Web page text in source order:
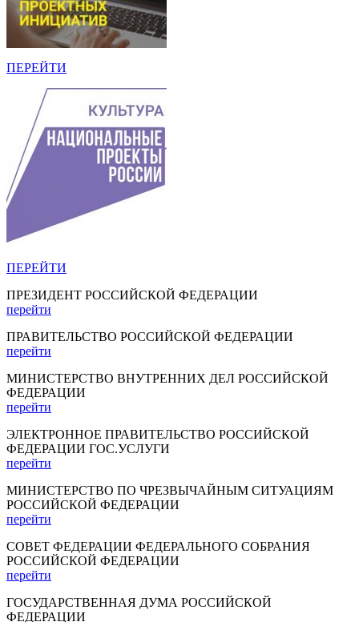
ПЕРЕЙТИ
ПЕРЕЙТИ
ПРЕЗИДЕНТ РОССИЙСКОЙ ФЕДЕРАЦИИ
перейти
ПРАВИТЕЛЬСТВО РОССИЙСКОЙ ФЕДЕРАЦИИ
перейти
МИНИСТЕРСТВО ВНУТРЕННИХ ДЕЛ РОССИЙСКОЙ
ФЕДЕРАЦИИ
перейти
ЭЛЕКТРОННОЕ ПРАВИТЕЛЬСТВО РОССИЙСКОЙ
ФЕДЕРАЦИИ ГОС.УСЛУГИ
перейти
МИНИСТЕРСТВО ПО ЧРЕЗВЫЧАЙНЫМ СИТУАЦИЯМ
РОССИЙСКОЙ ФЕДЕРАЦИИ
перейти
СОВЕТ ФЕДЕРАЦИИ ФЕДЕРАЛЬНОГО СОБРАНИЯ
РОССИЙСКОЙ ФЕДЕРАЦИИ
перейти
ГОСУДАРСТВЕННАЯ ДУМА РОССИЙСКОЙ
ФЕДЕРАЦИИ